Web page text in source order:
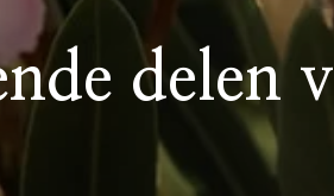
delen